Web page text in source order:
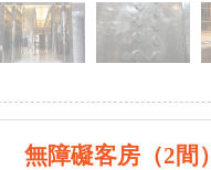
無障礙客房（2間）